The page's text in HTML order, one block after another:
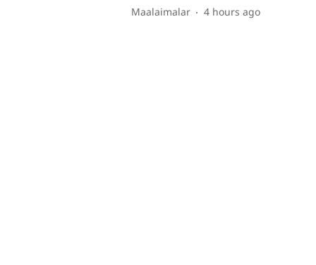
Maalaimalar 4 hours ago